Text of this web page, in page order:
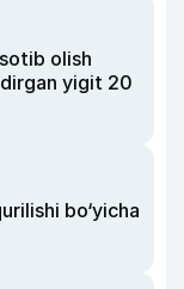
olish
yigit 20
bo‘yicha